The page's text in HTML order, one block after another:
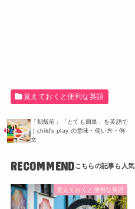
覚えておくと便利な英語
「朝飯前」「とても簡単」を英語で
｜child's play の意味・使い方・例
文
RECOMMEND
覚えておくと便利な英語